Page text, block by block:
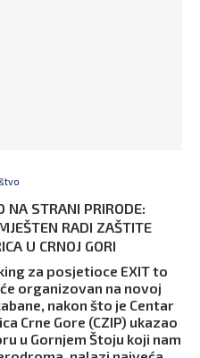
NA STRANI PRIRODE:
RADI ZAŠTITE
U CRNOJ GORI
za posjetioce EXIT to
organizovan na novoj
nakon što je Centar
Crne Gore (CZIP) ukazao
u Gornjem Štoju koji nam